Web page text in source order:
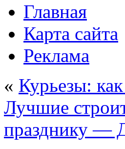
Главная
Карта сайта
Реклама
« Курьезы:
Лучшие
празднику —